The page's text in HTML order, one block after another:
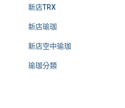
新店TRX
新店瑜珈
新店空中瑜珈
瑜珈分類